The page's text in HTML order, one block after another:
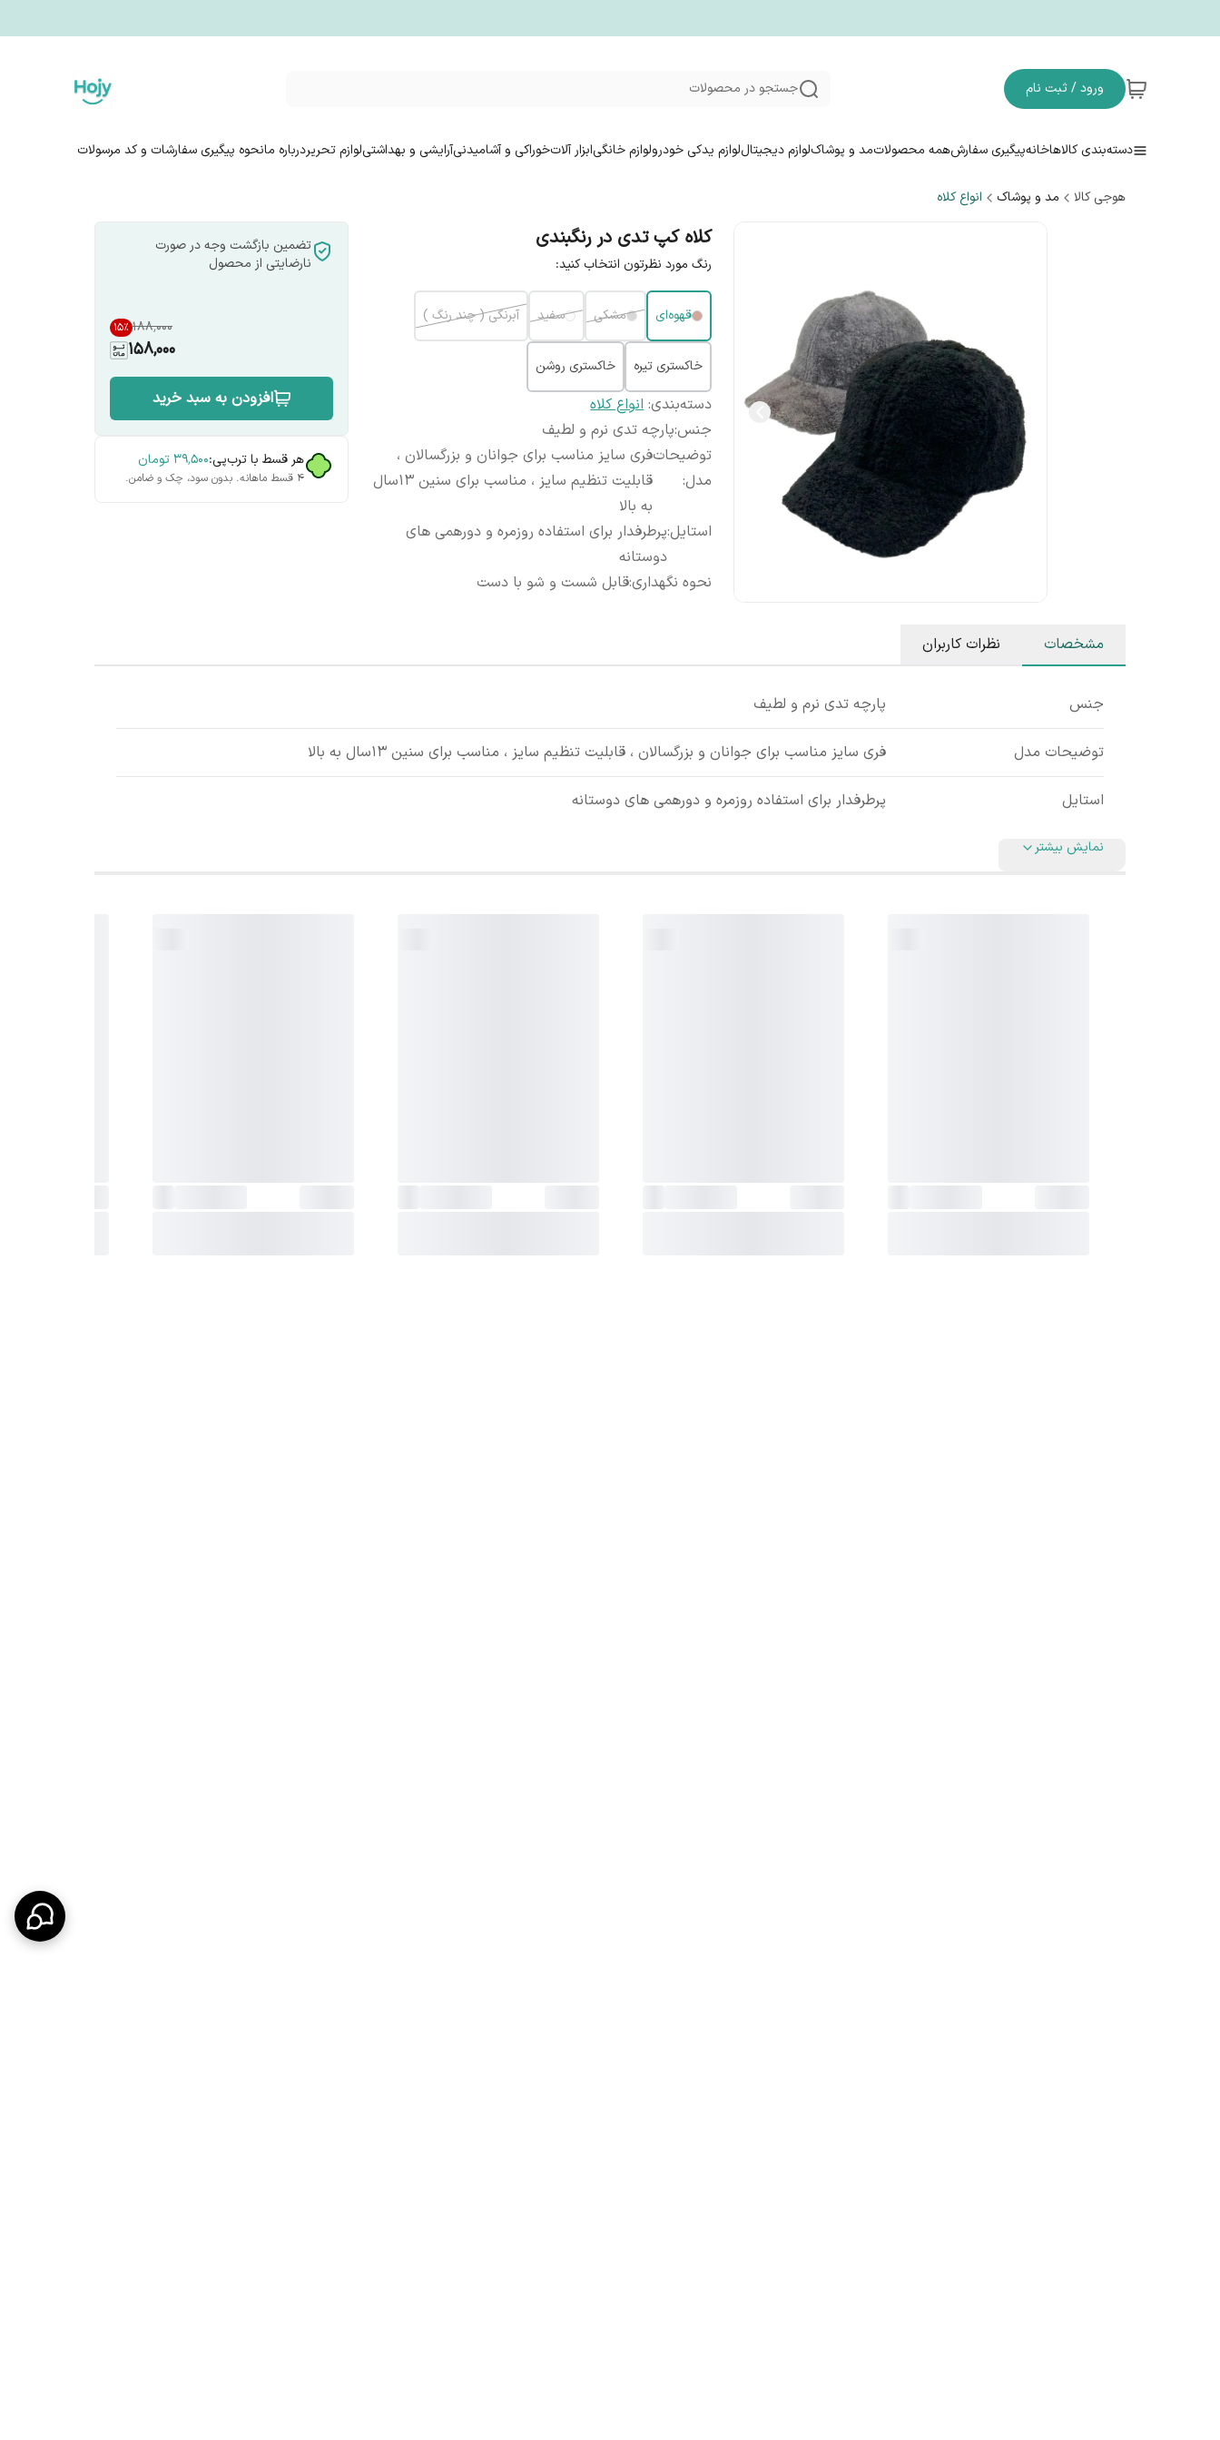
ورود / ثبت نام جستجو در محصولات
دسته‌بندی کالاهاخانهپیگیری سفارشهمه محصولاتمد و پوشاکلوازم دیجیتاللوازم یدکی خودرولوازم خانگیابزار آلاتخوراکی و آشامیدنیآرایشی و بهداشتیلوازم تحریردرباره مانحوه پیگیری سفارشات و کد مرسولات
هوجی کالا مد و پوشاک انواع کلاه
کلاه کپ تدی در رنگبندی
رنگ مورد نظرتون انتخاب کنید:
قهوه‌ای مشکی سفید آبرنگی ( چند رنگ )
خاکستری تیره خاکستری روشن
دسته‌بندی:انواع کلاه
جنس:پارچه تدی نرم و لطیف
توضیحات
مدل:
فری سایز مناسب برای جوانان و بزرگسالان ،
قابلیت تنظیم سایز ، مناسب برای سنین ۱۳سال
به بالا
استایل:پرطرفدار برای استفاده روزمره و دورهمی های
دوستانه
نحوه نگهداری:قابل شست و شو با دست
تضمین بازگشت وجه در صورت
نارضایتی از محصول
۱۸۸٬۰۰۰ 15%
158,000
افزودن به سبد خرید
هر قسط با ترب‌پی:۳۹٬۵۰۰تومان
۴ قسط ماهانه. بدون سود، چک و ضامن.
مشخصات نظرات کاربران
جنس پارچه تدی نرم و لطیف
توضیحات مدل فری سایز مناسب برای جوانان و بزرگسالان ، قابلیت تنظیم سایز ، مناسب برای سنین ۱۳سال به بالا
استایل پرطرفدار برای استفاده روزمره و دورهمی های دوستانه
نمایش بیشتر